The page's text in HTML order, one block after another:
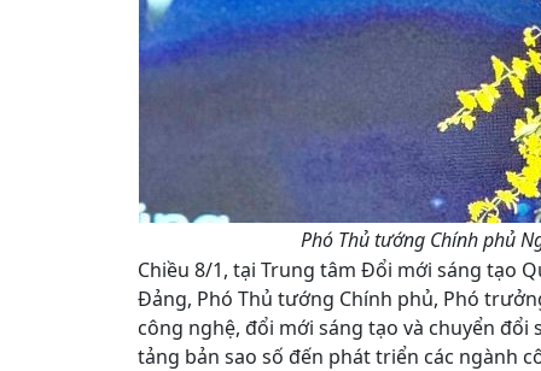
Phó Thủ tướng Chính phủ
Chiều 8/1, tại Trung tâm Đổi mới sáng tạo
Đảng, Phó Thủ tướng Chính phủ, Phó
công nghệ, đổi mới sáng tạo và chuyển đổi
tảng bản sao số đến phát triển các ngành